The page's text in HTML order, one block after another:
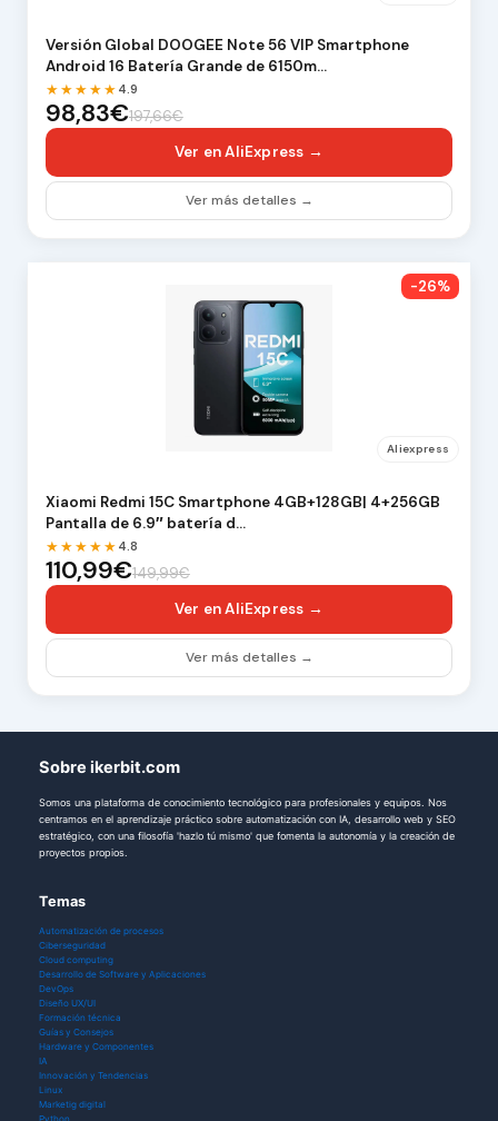
Versión Global DOOGEE Note 56 VIP Smartphone
Android 16 Batería Grande de 6150m…
★★★★★ 4.9
98,83€197,66€
Ver en AliExpress →
Ver más detalles →
-26%
Aliexpress
Xiaomi Redmi 15C Smartphone 4GB+128GB| 4+256GB
Pantalla de 6.9″ batería d…
★★★★★ 4.8
110,99€149,99€
Ver en AliExpress →
Ver más detalles →
Sobre ikerbit.com
Somos una plataforma de conocimiento tecnológico para profesionales y equipos. Nos
centramos en el aprendizaje práctico sobre automatización con IA, desarrollo web y SEO
estratégico, con una filosofía 'hazlo tú mismo' que fomenta la autonomía y la creación de
proyectos propios.
Temas
Automatización de procesos
Ciberseguridad
Cloud computing
Desarrollo de Software y Aplicaciones
DevOps
Diseño UX/UI
Formación técnica
Guías y Consejos
Hardware y Componentes
IA
Innovación y Tendencias
Linux
Marketig digital